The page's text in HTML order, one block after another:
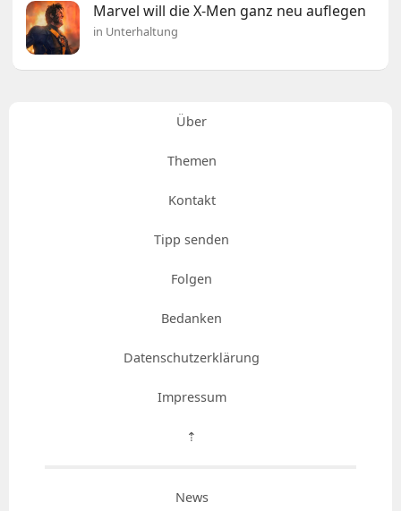
Marvel will die X-Men ganz neu auflegen
in Unterhaltung
Über
Themen
Kontakt
Tipp senden
Folgen
Bedanken
Datenschutzerklärung
Impressum
⇡
News